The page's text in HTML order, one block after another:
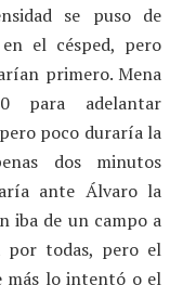
se puso de
el césped, pero
primero. Mena
adelantar
poco duraría la
dos minutos
ante Álvaro la
iba de un campo a
por todas, pero el
más lo intentó o el